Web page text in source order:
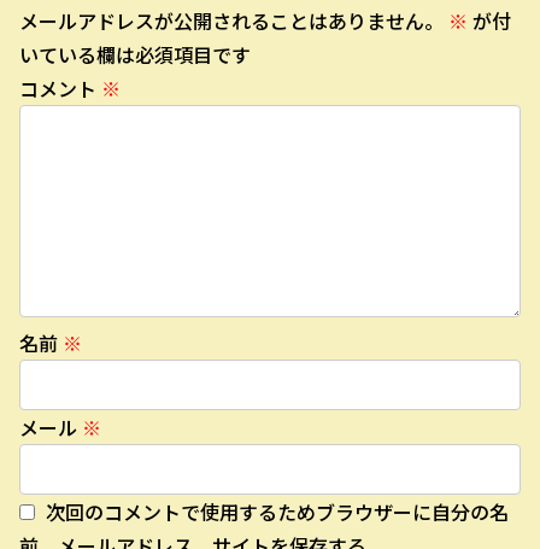
メールアドレスが公開されることはありません。 ※ が付
いている欄は必須項目です
コメント ※
名前 ※
メール ※
次回のコメントで使用するためブラウザーに自分の名